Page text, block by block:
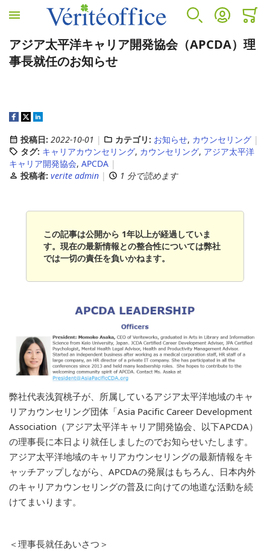
ホームへ
検索
アカウントカート
VÉRITÉ OFFICEについて
プロフィール
カウンセリングサービス
EAP(従業員支援プログラムとは)
EAP導入のメリット
EAPサービスコンテンツ
人事労務サービス
アウトソーシング
コンサルティング
人事労務セカンドオピニオンサービス
診断サービス
アンガーマネジメント
アジア太平洋キャリア開発協会（APCDA）理
事長就任のお知らせ
投稿日: 2022-10-01 カテゴリ: お知らせ, カウンセリング
タグ: キャリアカウンセリング, カウンセリング, アジア太平洋
キャリア開発協会, APCDA
投稿者: verite admin 1 分で読めます
この記事は公開から 1年以上が経過していま
す。現在の最新情報との整合性については弊社
では一切の責任を負いかねます。
弊社代表浅賀桃子が、所属しているアジア太平洋地域のキャ
リアカウンセリング団体「Asia Pacific Career Development
Association（アジア太平洋キャリア開発協会、以下APCDA）
の理事長に本日より就任しましたのでお知らせいたします。
アジア太平洋地域のキャリアカウンセリングの最新情報をキ
ャッチアップしながら、APCDAの発展はもちろん、日本内外
のキャリアカウンセリングの普及に向けての地道な活動を続
けてまいります。
＜理事長就任あいさつ＞